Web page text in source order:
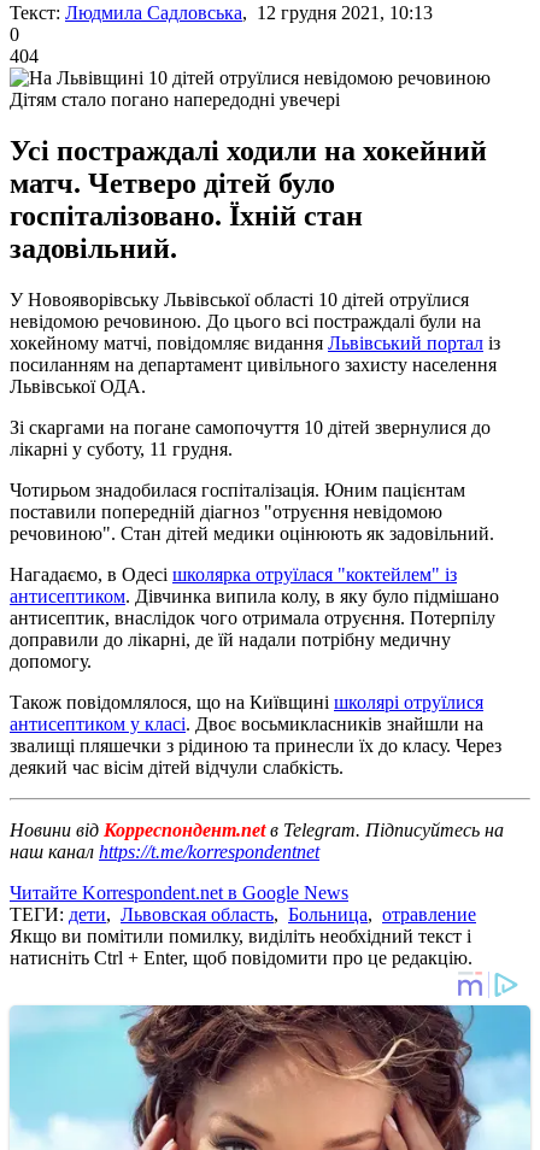
Текст: Людмила Садловська, 12 грудня 2021, 10:13
0
404
Дітям стало погано напередодні увечері
Усі постраждалі ходили на хокейний
матч. Четверо дітей було
госпіталізовано. Їхній стан
задовільний.
У Новояворівську Львівської області 10 дітей отруїлися
невідомою речовиною. До цього всі постраждалі були на
хокейному матчі, повідомляє видання Львівський портал із
посиланням на департамент цивільного захисту населення
Львівської ОДА.
Зі скаргами на погане самопочуття 10 дітей звернулися до
лікарні у суботу, 11 грудня.
Чотирьом знадобилася госпіталізація. Юним пацієнтам
поставили попередній діагноз "отруєння невідомою
речовиною". Стан дітей медики оцінюють як задовільний.
Нагадаємо, в Одесі школярка отруїлася "коктейлем" із
антисептиком. Дівчинка випила колу, в яку було підмішано
антисептик, внаслідок чого отримала отруєння. Потерпілу
доправили до лікарні, де їй надали потрібну медичну
допомогу.
Також повідомлялося, що на Київщині школярі отруїлися
антисептиком у класі. Двоє восьмикласників знайшли на
звалищі пляшечки з рідиною та принесли їх до класу. Через
деякий час вісім дітей відчули слабкість.
Новини від Корреспондент.netв Telegram. Підписуйтесь на
наш канал https://t.me/korrespondentnet
Читайте Korrespondent.net в Google News
ТЕГИ: дети, Львовская область, Больница, отравление
Якщо ви помітили помилку, виділіть необхідний текст і
натисніть Ctrl + Enter, щоб повідомити про це редакцію.